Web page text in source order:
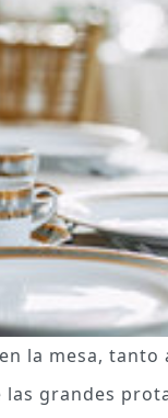
la mesa, tanto
las grandes